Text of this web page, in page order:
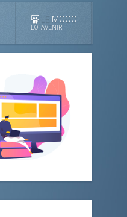
LE MOOC
LOI AVENIR